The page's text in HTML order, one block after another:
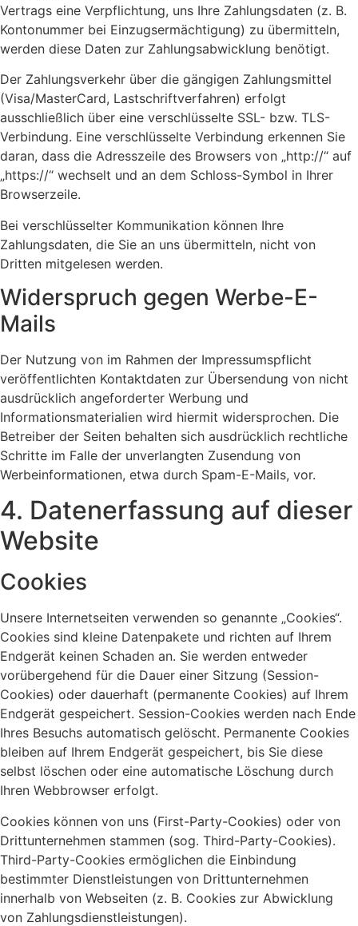
Vertrags eine Verpflichtung, uns Ihre Zahlungsdaten (z. B.
Kontonummer bei Einzugsermächtigung) zu übermitteln,
werden diese Daten zur Zahlungsabwicklung benötigt.
Der Zahlungsverkehr über die gängigen Zahlungsmittel
(Visa/MasterCard, Lastschriftverfahren) erfolgt
ausschließlich über eine verschlüsselte SSL- bzw. TLS-
Verbindung. Eine verschlüsselte Verbindung erkennen Sie
daran, dass die Adresszeile des Browsers von „http://“ auf
„https://“ wechselt und an dem Schloss-Symbol in Ihrer
Browserzeile.
Bei verschlüsselter Kommunikation können Ihre
Zahlungsdaten, die Sie an uns übermitteln, nicht von
Dritten mitgelesen werden.
Widerspruch gegen Werbe-E-
Mails
Der Nutzung von im Rahmen der Impressumspflicht
veröffentlichten Kontaktdaten zur Übersendung von nicht
ausdrücklich angeforderter Werbung und
Informationsmaterialien wird hiermit widersprochen. Die
Betreiber der Seiten behalten sich ausdrücklich rechtliche
Schritte im Falle der unverlangten Zusendung von
Werbeinformationen, etwa durch Spam-E-Mails, vor.
4. Datenerfassung auf dieser
Website
Cookies
Unsere Internetseiten verwenden so genannte „Cookies“.
Cookies sind kleine Datenpakete und richten auf Ihrem
Endgerät keinen Schaden an. Sie werden entweder
vorübergehend für die Dauer einer Sitzung (Session-
Cookies) oder dauerhaft (permanente Cookies) auf Ihrem
Endgerät gespeichert. Session-Cookies werden nach Ende
Ihres Besuchs automatisch gelöscht. Permanente Cookies
bleiben auf Ihrem Endgerät gespeichert, bis Sie diese
selbst löschen oder eine automatische Löschung durch
Ihren Webbrowser erfolgt.
Cookies können von uns (First-Party-Cookies) oder von
Drittunternehmen stammen (sog. Third-Party-Cookies).
Third-Party-Cookies ermöglichen die Einbindung
bestimmter Dienstleistungen von Drittunternehmen
innerhalb von Webseiten (z. B. Cookies zur Abwicklung
von Zahlungsdienstleistungen).